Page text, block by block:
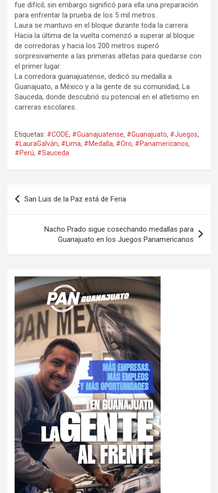
fue difícil; sin embargo significó para ella una preparación
para enfrentar la prueba de los 5 mil metros.
Laura se mantuvo en el bloque durante toda la carrera.
Hacia la última de la vuelta comenzó a superar al bloque
de corredoras y hacia los 200 metros superó
sorpresivamente a las primeras atletas para quedarse con
el primer lugar.
La corredora guanajuatense, dedicó su medalla a
Guanajuato, a México y a la gente de su comunidad, La
Sauceda, donde descubrió su potencial en el atletismo en
carreras escolares.
Etiquetas: #CODE, #Guanajuatense, #Guanajuato, #Juegos,
#LauraGalván, #Lima, #Medalla, #Oro, #Panamericanos,
#Perú, #Sauceda
Navegación
de
entradas
San Luis de la Paz está de Feria
Nacho Prado sigue cosechando medallas para
Guanajuato en los Juegos Panamericanos